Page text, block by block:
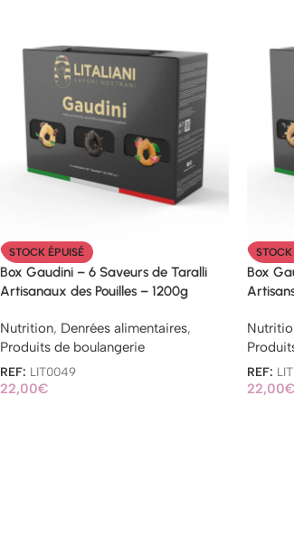
STOCK ÉPUISÉ
Box Gaudini – 6 Saveurs de Taralli
Artisanaux des Pouilles – 1200g
Nutrition, Denrées alimentaires,
Produits de boulangerie
REF: LIT0049
22,00€
STOCK
Box
REF:
22,00€